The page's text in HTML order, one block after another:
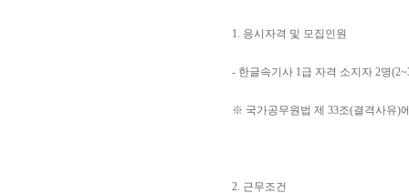
1. 응시자격 및 모집인원
- 한글속기사 1급 자격 소지자 2명
※ 국가공무원법 제 33조(결격사유)
2. 근무조건